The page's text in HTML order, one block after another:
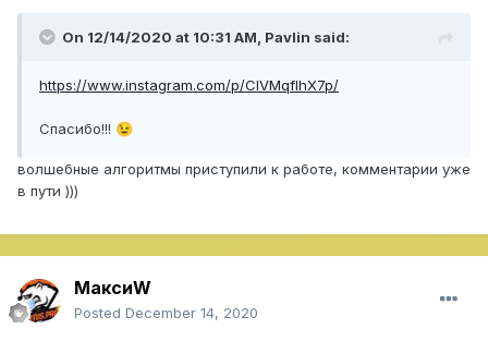
On 12/14/2020 at 10:31 AM, Pavlin said:
https://www.instagram.com/p/CIVMqfIhX7p/
Спасибо!!! 😉
волшебные алгоритмы приступили к работе, комментарии уже
в пути )))
МаксиW
Posted December 14, 2020